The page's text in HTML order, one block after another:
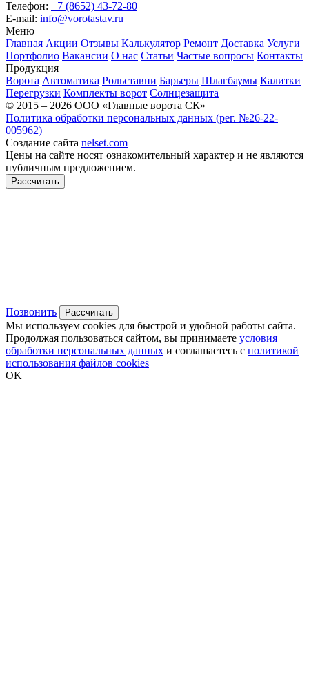
Телефон: +7 (8652) 43-72-80
E-mail: info@vorotastav.ru
Меню
Главная Акции Отзывы Калькулятор Ремонт Доставка Услуги
Портфолио Вакансии О нас Статьи Частые вопросы Контакты
Продукция
Ворота Автоматика Рольставни Барьеры Шлагбаумы Калитки
Перегрузки Комплекты ворот Солнцезащита
© 2015 – 2026 ООО «Главные ворота СК»
Политика обработки персональных данных (рег. №26-22-
005962)
Создание сайта nelset.com
Цены на сайте носят ознакомительный характер и не являются
публичным предложением.
Рассчитать
Позвонить Рассчитать
Мы используем cookies для быстрой и удобной работы сайта.
Продолжая пользоваться сайтом, вы принимаете условия
обработки персональных данных и соглашаетесь с политикой
использования файлов cookies
OK